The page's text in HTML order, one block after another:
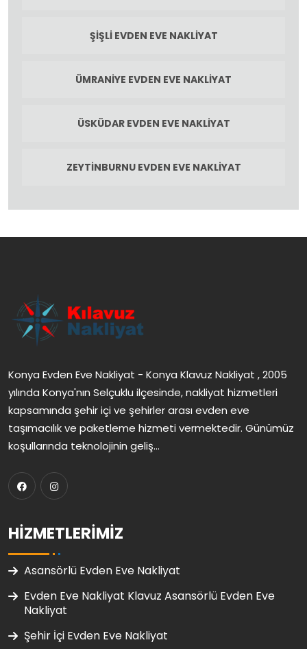
ŞIŞLI EVDEN EVE NAKLIYAT
ÜMRANIYE EVDEN EVE NAKLIYAT
ÜSKÜDAR EVDEN EVE NAKLIYAT
ZEYTINBURNU EVDEN EVE NAKLIYAT
Konya Evden Eve Nakliyat - Konya Klavuz Nakliyat , 2005
yılında Konya'nın Selçuklu ilçesinde, nakliyat hizmetleri
kapsamında şehir içi ve şehirler arası evden eve
taşımacılık ve paketleme hizmeti vermektedir. Günümüz
koşullarında teknolojinin geliş...
HIZMETLERIMIZ
Asansörlü Evden Eve Nakliyat
Evden Eve Nakliyat Klavuz Asansörlü Evden Eve
Nakliyat
Şehir İçi Evden Eve Nakliyat